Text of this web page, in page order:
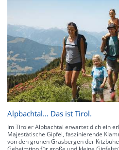
Alpbachtal… Das ist Tirol.
Im Tiroler Alpbachtal erwartet dich ein
Majestätische Gipfel, faszinierende
von den grünen Grasbergen der